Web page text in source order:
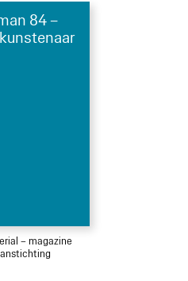
84 –
– magazine